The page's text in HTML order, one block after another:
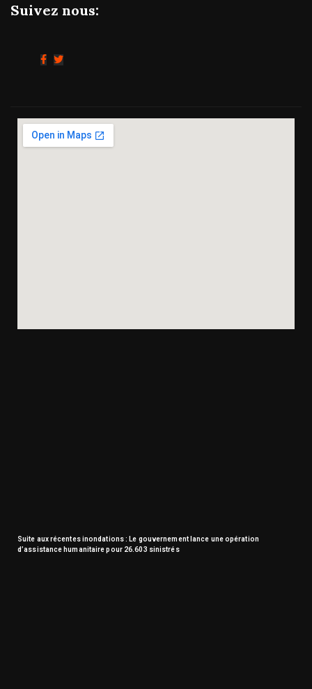
Suivez nous:
Suite aux récentes inondations : Le gouvernement lance une opération
d’assistance humanitaire pour 26.603 sinistrés